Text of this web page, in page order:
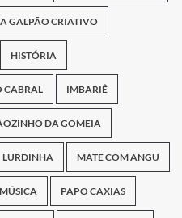
GALPÃO CRIATIVO
HISTÓRIA
CABRAL IMBARIÊ
DA GOMEIA
LURDINHA MATE COM ANGU
MÚSICA PAPO CAXIAS